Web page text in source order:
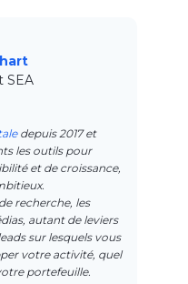
SEA
depuis 2017 et
les outils pour
et de croissance,
recherche, les
autant de leviers
sur lesquels vous
votre activité, quel
portefeuille.